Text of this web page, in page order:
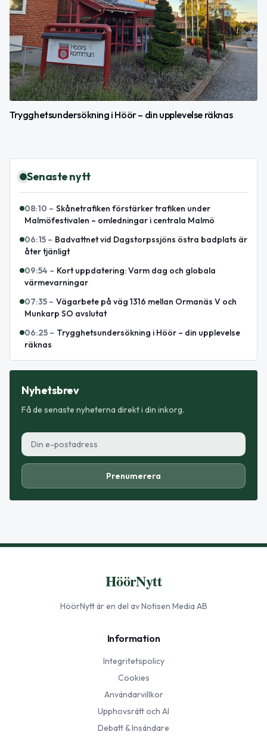
Trygghetsundersökning i Höör – din upplevelse räknas
Senaste nytt
08:10 – Skånetrafiken förstärker trafiken under
Malmöfestivalen – omledningar i centrala Malmö
06:15 – Badvattnet vid Dagstorpssjöns östra badplats är
åter tjänligt
09:54 – Kort uppdatering: Varm dag och globala
värmevarningar
07:35 – Vägarbete på väg 1316 mellan Ormanäs V och
Munkarp SO avslutat
06:25 – Trygghetsundersökning i Höör – din upplevelse
räknas
Nyhetsbrev
Få de senaste nyheterna direkt i din inkorg.
Prenumerera
HöörNytt
HöörNyttär en del av Notisen Media AB
Information
Integritetspolicy
Cookies
Användarvillkor
Upphovsrätt och AI
Debatt & Insändare